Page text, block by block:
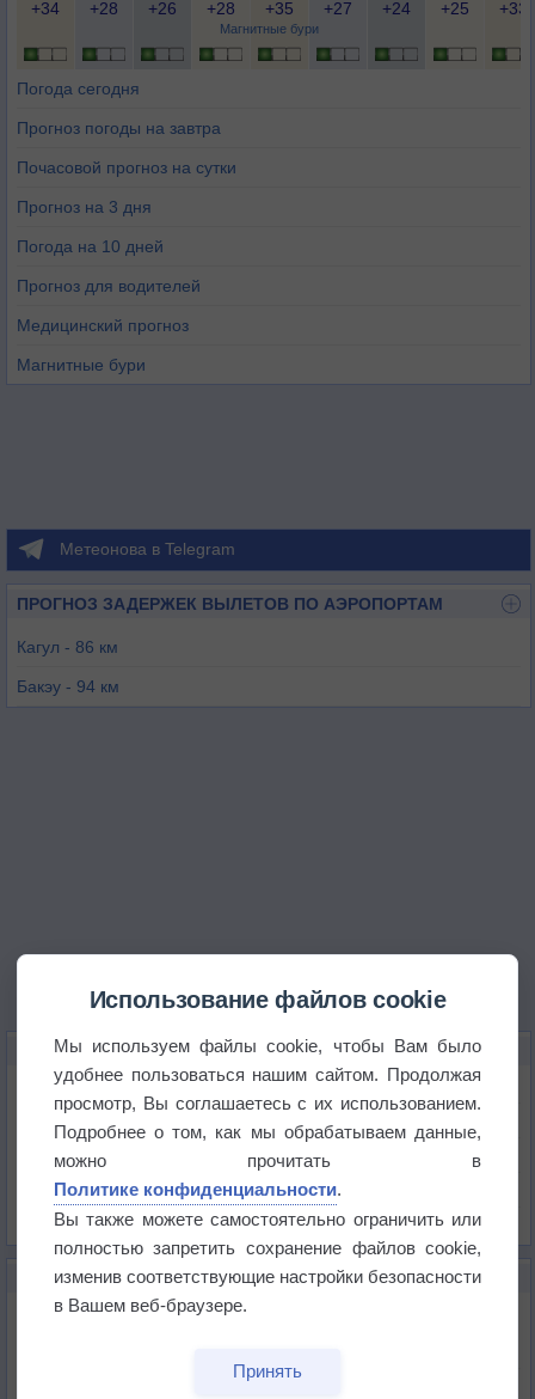
Магнитные бури
+34 +28 +26 +28 +35 +27 +24 +25 +33
Погода сегодня
Прогноз погоды на завтра
Почасовой прогноз на сутки
Прогноз на 3 дня
Погода на 10 дней
Прогноз для водителей
Медицинский прогноз
Магнитные бури
Метеонова в Telegram
ПРОГНОЗ ЗАДЕРЖЕК ВЫЛЕТОВ ПО АЭРОПОРТАМ
Кагул - 86 км
Бакэу - 94 км
КАРТЫ ПОГОДЫ В ФОКШАНИ
Температура
Давление
Осадки
Облачность
Список всех карт
НОВОЕ О ПОГОДЕ
Погода в Екатеринбурге 6 августа
Погода в Краснодаре 6 августа
Использование файлов cookie
Мы используем файлы cookie, чтобы Вам было
удобнее пользоваться нашим сайтом. Продолжая
просмотр, Вы соглашаетесь с их использованием.
Подробнее о том, как мы обрабатываем данные,
можно прочитать в
Политике конфиденциальности.
Вы также можете самостоятельно ограничить или
полностью запретить сохранение файлов cookie,
изменив соответствующие настройки безопасности
в Вашем веб-браузере.
Принять